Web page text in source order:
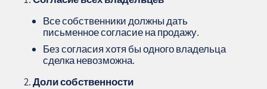
Все собственники должны дать
письменное согласие на продажу.
Без согласия хотя бы одного владельца
сделка невозможна.
Доли собственности